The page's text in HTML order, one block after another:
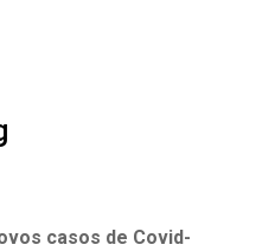
casos de Covid-